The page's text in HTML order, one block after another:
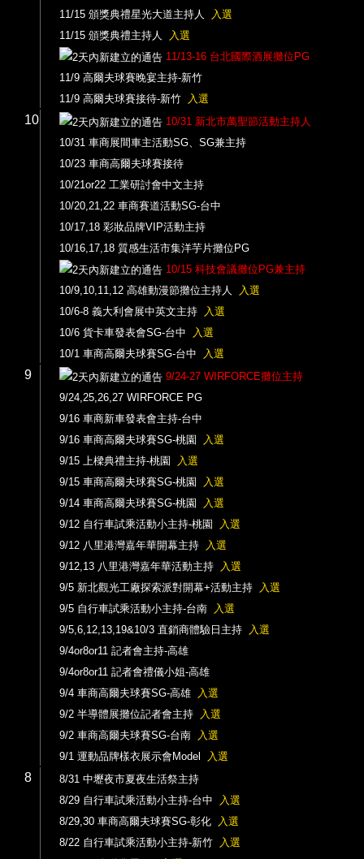
11/15 頒獎典禮星光大道主持人
入選
11/15 頒獎典禮主持人
入選
11/13-16 台北國際酒展攤位PG
11/9 高爾夫球賽晚宴主持-新竹
11/9 高爾夫球賽接待-新竹
入選
10
10/31 新北市萬聖節活動主持人
10/31 車商展間車主活動SG、SG兼主持
10/23 車商高爾夫球賽接待
10/21or22 工業研討會中文主持
10/20,21,22 車商賽道活動SG-台中
10/17,18 彩妝品牌VIP活動主持
10/16,17,18 質感生活市集洋芋片攤位PG
10/15 科技會議攤位PG兼主持
10/9,10,11,12 高雄動漫節攤位主持人
入選
10/6-8 義大利會展中英文主持
入選
10/6 貨卡車發表會SG-台中
入選
10/1 車商高爾夫球賽SG-台中
入選
9
9/24-27 WIRFORCE攤位主持
9/24,25,26,27 WIRFORCE PG
9/16 車商新車發表會主持-台中
9/16 車商高爾夫球賽SG-桃園
入選
9/15 上樑典禮主持-桃園
入選
9/15 車商高爾夫球賽SG-桃園
入選
9/14 車商高爾夫球賽SG-桃園
入選
9/12 自行車試乘活動小主持-桃園
入選
9/12 八里港灣嘉年華開幕主持
入選
9/12,13 八里港灣嘉年華活動主持
入選
9/5 新北觀光工廠探索派對開幕+活動主持
入選
9/5 自行車試乘活動小主持-台南
入選
9/5,6,12,13,19&10/3 直銷商體驗日主持
入選
9/4or8or11 記者會主持-高雄
9/4or8or11 記者會禮儀小姐-高雄
9/4 車商高爾夫球賽SG-高雄
入選
9/2 半導體展攤位記者會主持
入選
9/2 車商高爾夫球賽SG-台南
入選
9/1 運動品牌樣衣展示會Model
入選
8
8/31 中壢夜市夏夜生活祭主持
8/29 自行車試乘活動小主持-台中
入選
8/29,30 車商高爾夫球賽SG-彰化
入選
8/22 自行車試乘活動小主持-新竹
入選